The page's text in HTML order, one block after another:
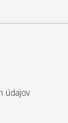
údajov